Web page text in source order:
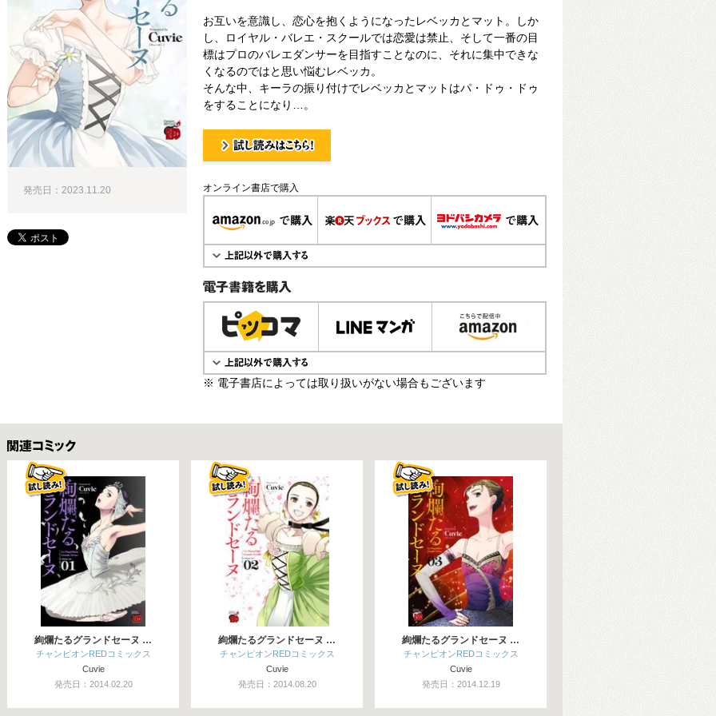
お互いを意識し、恋心を抱くようになったレベッカとマット。しか
し、ロイヤル・バレエ・スクールでは恋愛は禁止、そして一番の目
標はプロのバレエダンサーを目指すことなのに、それに集中できな
くなるのではと思い悩むレベッカ。
そんな中、キーラの振り付けでレベッカとマットはパ・ドゥ・ドゥ
をすることになり…。
オンライン書店で購入
電子書籍で購入
※ 電子書店によっては取り扱いがない場合もございます
発売日：2023.11.20
関連コミックス
絢爛たるグランドセーヌ …
チャンピオンREDコミックス
Cuvie
発売日：2014.02.20
絢爛たるグランドセーヌ …
チャンピオンREDコミックス
Cuvie
発売日：2014.08.20
絢爛たるグランドセーヌ …
チャンピオンREDコミックス
Cuvie
発売日：2014.12.19